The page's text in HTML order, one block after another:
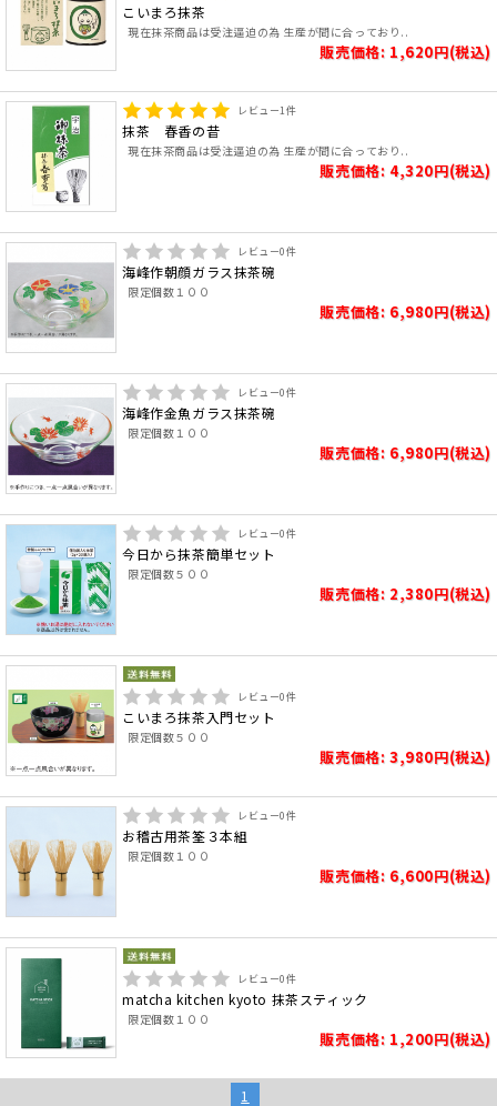
こいまろ抹茶
現在抹茶商品は受注逼迫の為 生産が間に合っており..
販売価格: 1,620円(税込)
レビュー1件
抹茶 春香の昔
現在抹茶商品は受注逼迫の為 生産が間に合っており..
販売価格: 4,320円(税込)
レビュー0件
海峰作朝顔ガラス抹茶碗
限定個数１００
販売価格: 6,980円(税込)
レビュー0件
海峰作金魚ガラス抹茶碗
限定個数１００
販売価格: 6,980円(税込)
レビュー0件
今日から抹茶簡単セット
限定個数５００
販売価格: 2,380円(税込)
レビュー0件
こいまろ抹茶入門セット
限定個数５００
販売価格: 3,980円(税込)
レビュー0件
お稽古用茶筌３本組
限定個数１００
販売価格: 6,600円(税込)
レビュー0件
matcha kitchen kyoto 抹茶スティック
限定個数１００
販売価格: 1,200円(税込)
1